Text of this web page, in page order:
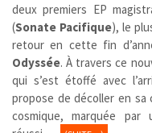
deux premiers EP
(Sonate Pacifique), le
retour en cette fin
Odyssée. À travers ce
qui s’est étoffé avec
propose de décoller en sa
cosmique, marquée par